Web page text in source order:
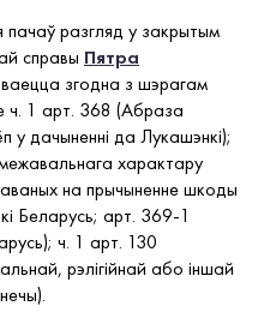
пачаў разгляд у закрытым
справы Пятра
згодна з шэрагам
ч. 1 арт. 368 (Абраза
у дачыненні да Лукашэнкі);
характару
на прычыненне шкоды
Беларусь; арт. 369-1
ч. 1 арт. 130
рэлігійнай або іншай